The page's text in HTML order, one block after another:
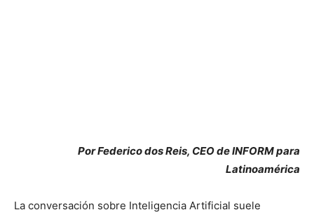
Por Federico dos Reis, CEO de INFORM para
Latinoamérica
La conversación sobre Inteligencia Artificial suele